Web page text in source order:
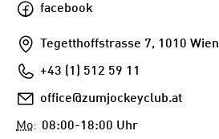
facebookfacebook
AddresseTegetthoffstrasse 7, 1010 Wien
Telefon+43 (1) 512 59 11
E-
office@zumjockeyclub.at
Mo: 08:00-18:00 Uhr